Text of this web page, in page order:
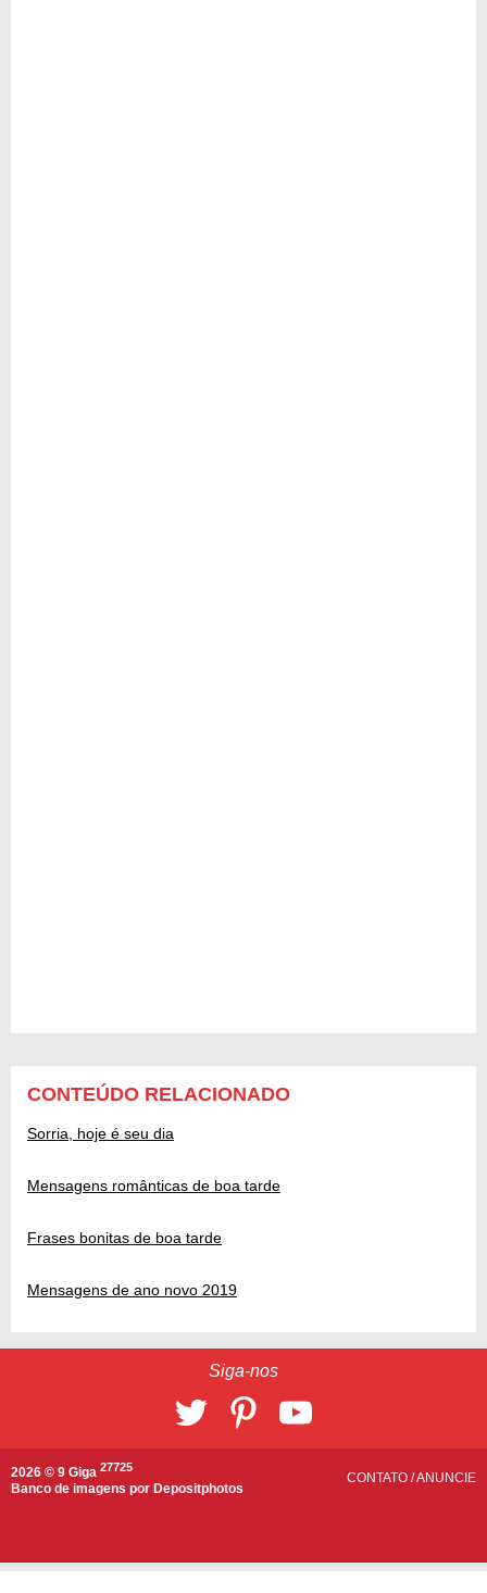
CONTEÚDO RELACIONADO
Sorria, hoje é seu dia
Mensagens românticas de boa tarde
Frases bonitas de boa tarde
Mensagens de ano novo 2019
Siga-nos
2026 © 9 Giga 27725
Banco de imagens por Depositphotos
CONTATO /ANUNCIE